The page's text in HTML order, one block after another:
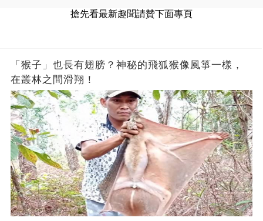
搶先看最新趣聞請贊下面專頁
「猴子」也長有翅膀？神秘的飛狐猴像風箏一樣，
在叢林之間滑翔！